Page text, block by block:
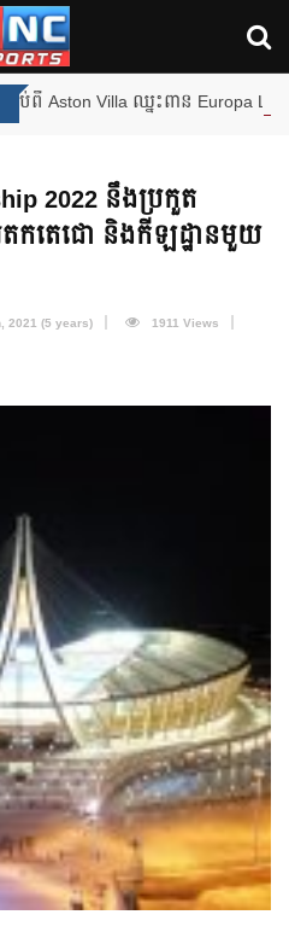
Villa ឈ្នះពាន Europa League
2022 នឹងប្រកួត
កតេជោ និងកីឡដ្ឋានមួយ
2021 (5 years) 1911 Views